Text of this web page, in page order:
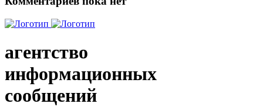
агентство
информационных
сообщений